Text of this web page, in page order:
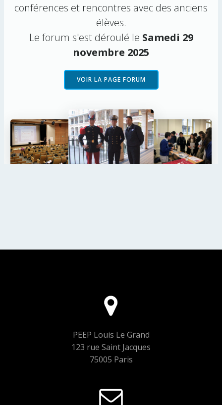
conférences et rencontres avec des anciens
élèves.
Le forum s'est déroulé le Samedi 29
novembre 2025
VOIR LA PAGE FORUM
PEEP Louis Le Grand
123 rue Saint Jacques
75005 Paris